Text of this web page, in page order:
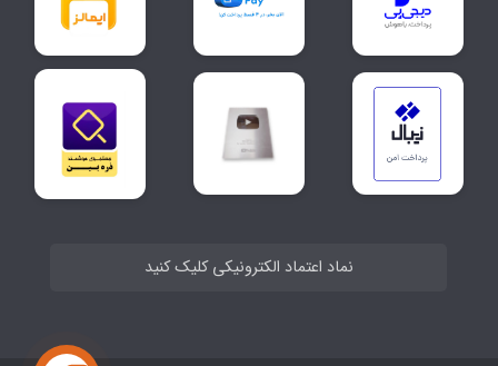
نماد اعتماد الکترونیکی کلیک کنید